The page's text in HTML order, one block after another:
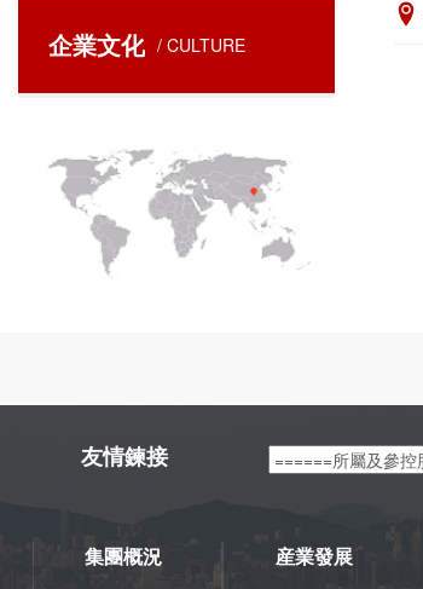
企業文化 / CULTURE
友情鍊接
集團概況 産業發展